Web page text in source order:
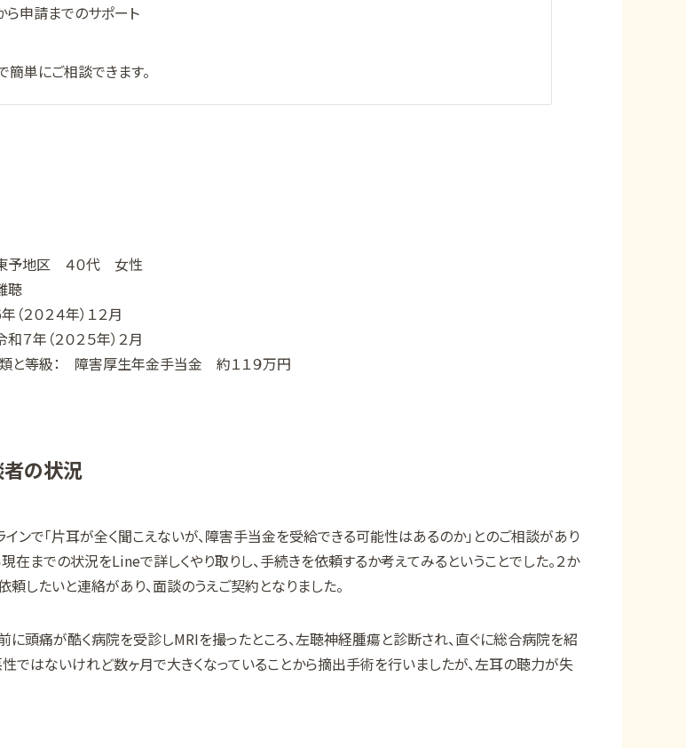
ら申請までのサポート
簡単にご相談できます。
予地区 ４０代 女性
聴
２０２４年）１２月
年（２０２５年）２月
と等級： 障害厚生年金手当金 約１１９万円
の状況
ンで「片耳が全く聞こえないが、障害手当金を受給できる可能性はあるのか」とのご相談があり
現在までの状況をLineで詳しくやり取りし、手続きを依頼するか考えてみるということでした。２か
頼したいと連絡があり、面談のうえご契約となりました。
に頭痛が酷く病院を受診しMRIを撮ったところ、左聴神経腫瘍と診断され、直ぐに総合病院を紹
性ではないけれど数ヶ月で大きくなっていることから摘出手術を行いましたが、左耳の聴力が失